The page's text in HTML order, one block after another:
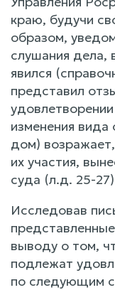
краю, будучи
образом,
слушания дела,
явился
представил
изменения
дом)
их участия,
суда (л.д. 25-
Исследовав
выводу о том,
подлежат
по следующим